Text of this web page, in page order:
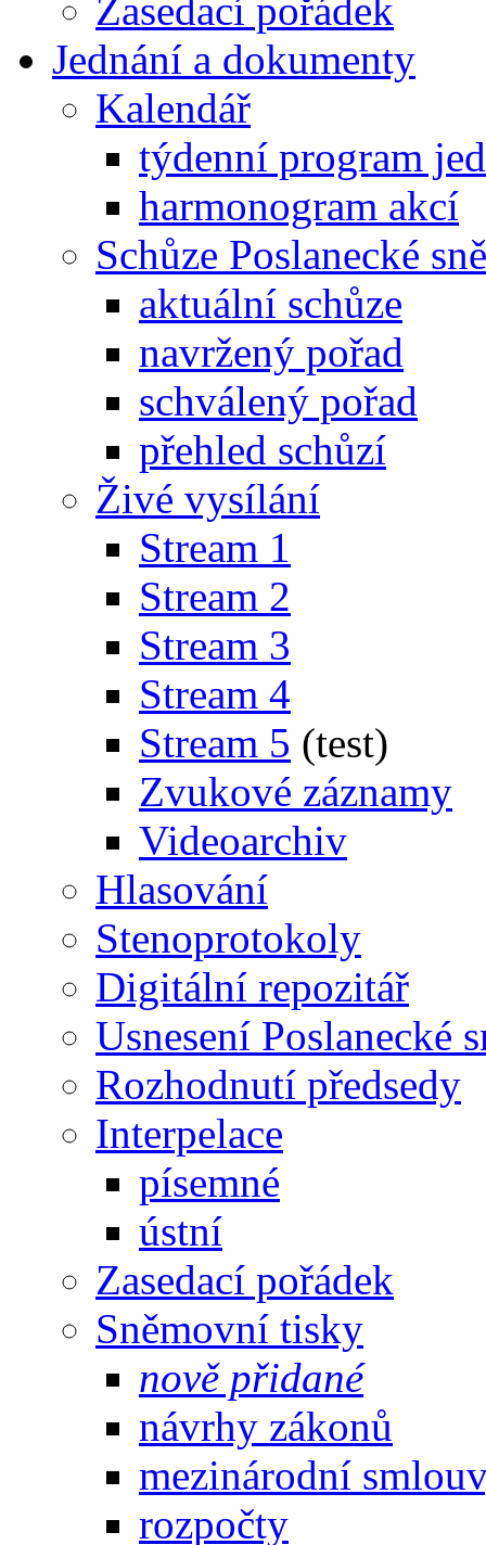
Zasedací pořádek
Jednání a dokumenty
Kalendář
týdenní program
harmonogram akcí
Schůze Poslanecké
aktuální schůze
navržený pořad
schválený pořad
přehled schůzí
Živé vysílání
Stream 1
Stream 2
Stream 3
Stream 4
Stream 5 (test)
Zvukové záznamy
Videoarchiv
Hlasování
Stenoprotokoly
Digitální repozitář
Usnesení Poslanecké
Rozhodnutí předsedy
Interpelace
písemné
ústní
Zasedací pořádek
Sněmovní tisky
nově přidané
návrhy zákonů
mezinárodní
rozpočty